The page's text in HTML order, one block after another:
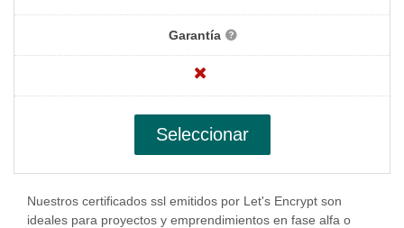
Garantía
Seleccionar
Nuestros certificados ssl emitidos por Let's Encrypt son
ideales para proyectos y emprendimientos en fase alfa o